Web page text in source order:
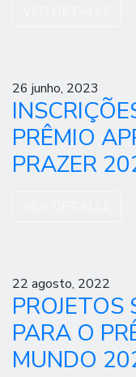
26 junho, 2023
PRÊMIO
PRAZER
22 agosto, 2022
PROJETOS
PARA O
MUNDO